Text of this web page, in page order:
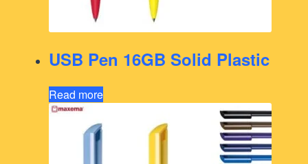
USB Pen 16GB Solid Plastic
Read more